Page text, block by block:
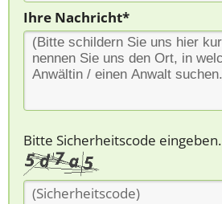
Ihre Nachricht*
Bitte Sicherheitscode eingeben.